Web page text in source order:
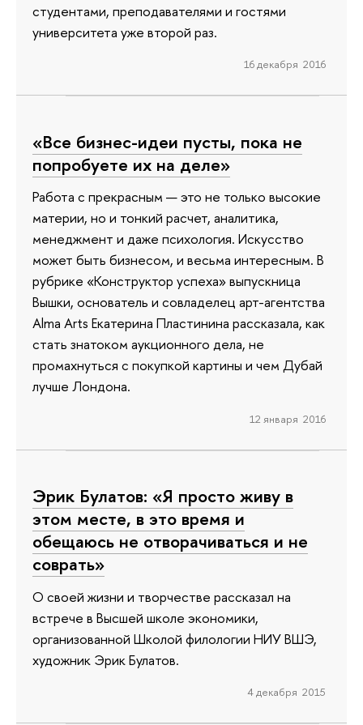
студентами, преподавателями и гостями
университета уже второй раз.
16 декабря 2016
«Все бизнес-идеи пусты, пока не
попробуете их на деле»
Работа с прекрасным — это не только высокие
материи, но и тонкий расчет, аналитика,
менеджмент и даже психология. Искусство
может быть бизнесом, и весьма интересным. В
рубрике «Конструктор успеха» выпускница
Вышки, основатель и совладелец арт-агентства
Alma Arts Екатерина Пластинина рассказала, как
стать знатоком аукционного дела, не
промахнуться с покупкой картины и чем Дубай
лучше Лондона.
12 января 2016
Эрик Булатов: «Я просто живу в
этом месте, в это время и
обещаюсь не отворачиваться и не
соврать»
О своей жизни и творчестве рассказал на
встрече в Высшей школе экономики,
организованной Школой филологии НИУ ВШЭ,
художник Эрик Булатов.
4 декабря 2015